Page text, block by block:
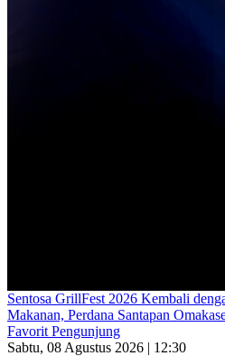
Sentosa GrillFest 2026 Kembali
Makanan, Perdana Santapan
Favorit Pengunjung
Sabtu, 08 Agustus 2026 | 12:30